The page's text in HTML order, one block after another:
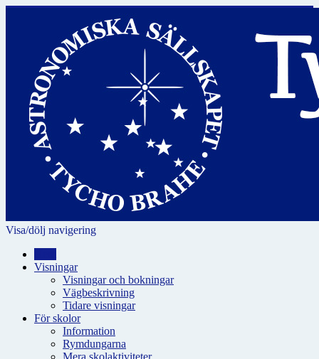
Visa/dölj navigering
Visningar
Visningar och bokningar
Vägbeskrivning
Tidare visningar
För skolor
Information
Rymdungarna
Mera skolaktiviteter